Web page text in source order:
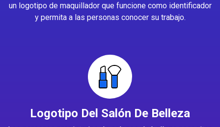
un logotipo de maquillador que funcione como identificador
y permita a las personas conocer su trabajo.
Logotipo Del Salón De Belleza